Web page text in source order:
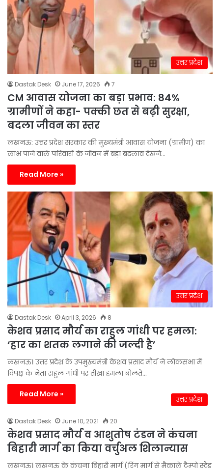
उत्तर प्रदेश
Dastak Desk June 17, 2026 7
CM आवास योजना का बड़ा प्रभाव: 84%
ग्रामीणों ने कहा- पक्की छत से बढ़ी सुरक्षा,
बदला जीवन का स्तर
लखनऊ: उत्तर प्रदेश सरकार की मुख्यमंत्री आवास योजना (ग्रामीण) का
लाभ पाने वाले परिवारों के जीवन में बड़ा बदलाव देखने…
Read More »
उत्तर प्रदेश
Dastak Desk April 3, 2026 8
केशव प्रसाद मौर्य का राहुल गांधी पर हमला:
‘हार का शतक लगाने की जल्दी है’
लखनऊ। उत्तर प्रदेश के उपमुख्यमंत्री केशव प्रसाद मौर्य ने लोकसभा में
विपक्ष के नेता राहुल गांधी पर तीखा हमला बोलते…
Read More »
उत्तर प्रदेश
Dastak Desk June 10, 2021 20
केशव प्रसाद मौर्य व आशुतोष टंडन ने कंचना
बिहारी मार्ग का किया वर्चुअल शिलान्यास
लखनऊ। लखनऊ के कंचना बिहारी मार्ग (रिंग मार्ग से मैकाले टैम्पो स्टैंड